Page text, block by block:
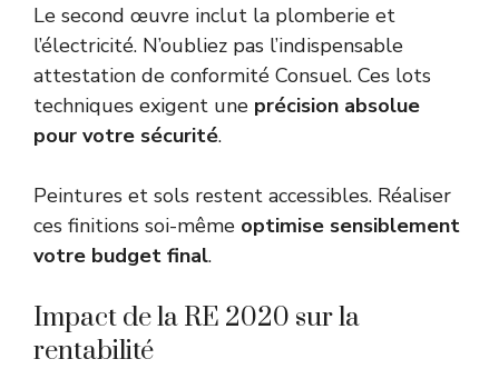
Le second œuvre inclut la plomberie et
l’électricité. N’oubliez pas l’indispensable
attestation de conformité Consuel. Ces lots
techniques exigent une précision absolue
pour votre sécurité.
Peintures et sols restent accessibles. Réaliser
ces finitions soi-même optimise sensiblement
votre budget final.
Impact de la RE 2020 sur la
rentabilité